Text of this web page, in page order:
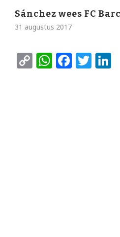
Sánchez wees FC
31 augustus 2017
CopyWhatsApp